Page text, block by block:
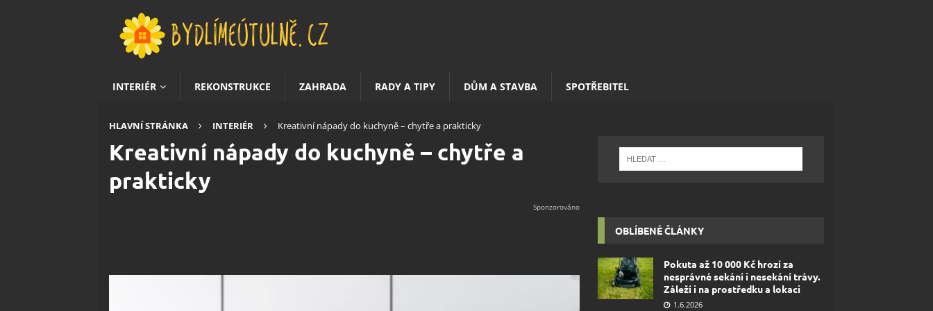
INTERIÉR REKONSTRUKCE ZAHRADA RADY A TIPY DŮM A STAVBA SPOTŘEBITEL
HLAVNÍ STRÁNKA INTERIÉR Kreativní nápady do kuchyně – chytře a prakticky
Kreativní nápady do kuchyně – chytře a
prakticky
OBLÍBENÉ ČLÁNKY
Pokuta až 10 000 Kč hrozí za
nesprávné sekání i nesekání trávy.
Záleží i na prostředku a lokaci
1.6.2026